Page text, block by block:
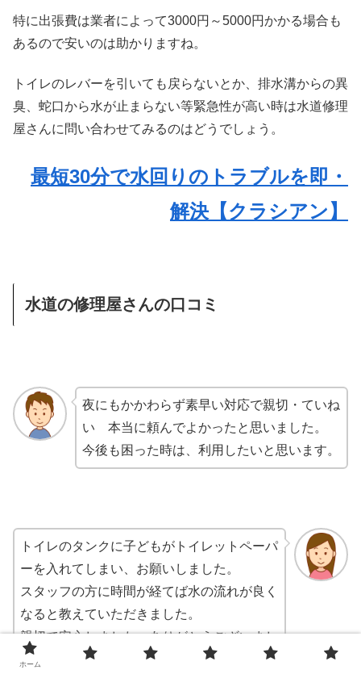
特に出張費は業者によって3000円～5000円かかる場合も
あるので安いのは助かりますね。
トイレのレバーを引いても戻らないとか、排水溝からの異
臭、蛇口から水が止まらない等緊急性が高い時は水道修理
屋さんに問い合わせてみるのはどうでしょう。
最短30分で水回りのトラブルを即・
解決【クラシアン】
水道の修理屋さんの口コミ
夜にもかかわらず素早い対応で親切・ていね
い 本当に頼んでよかったと思いました。
今後も困った時は、利用したいと思います。
トイレのタンクに子どもがトイレットペーパ
ーを入れてしまい、お願いしました。
スタッフの方に時間が経てば水の流れが良く
なると教えていただきました。
親切で安心しました。ありがとうございまし
た。
ホーム